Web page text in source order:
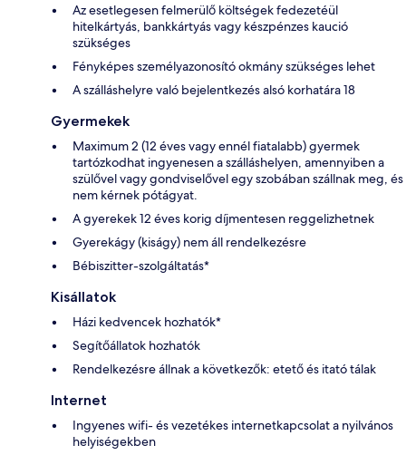
Az esetlegesen felmerülő költségek fedezetéül
hitelkártyás, bankkártyás vagy készpénzes kaució
szükséges
Fényképes személyazonosító okmány szükséges lehet
A szálláshelyre való bejelentkezés alsó korhatára 18
Gyermekek
Maximum 2 (12 éves vagy ennél fiatalabb) gyermek
tartózkodhat ingyenesen a szálláshelyen, amennyiben a
szülővel vagy gondviselővel egy szobában szállnak meg, és
nem kérnek pótágyat.
A gyerekek 12 éves korig díjmentesen reggelizhetnek
Gyerekágy (kiságy) nem áll rendelkezésre
Bébiszitter-szolgáltatás*
Kisállatok
Házi kedvencek hozhatók*
Segítőállatok hozhatók
Rendelkezésre állnak a következők: etető és itató tálak
Internet
Ingyenes wifi- és vezetékes internetkapcsolat a nyilvános
helyiségekben